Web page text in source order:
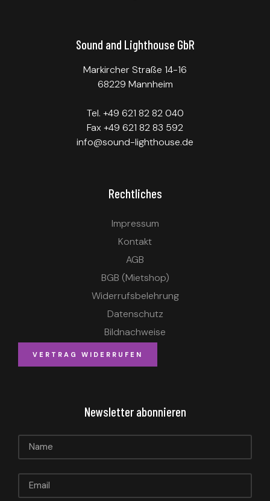
Sound and Lighthouse GbR
Markircher Straße 14-16
68229 Mannheim
Tel. +49 621 82 82 040
Fax +49 621 82 83 592
info@sound-lighthouse.de
Rechtliches
Impressum
Kontakt
AGB
BGB (Mietshop)
Widerrufsbelehrung
Datenschutz
Bildnachweise
VERTRAG WIDERRUFEN
Newsletter abonnieren